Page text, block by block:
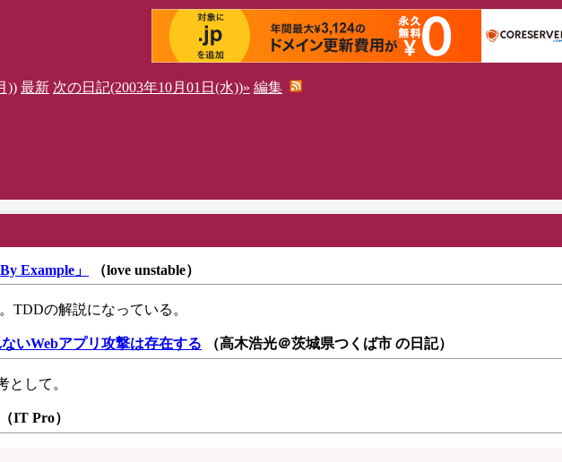
)) 最新 次の日記(2003年10月01日(水))» 編集
Example」 （love unstable）
TDDの解説になっている。
いWebアプリ攻撃は存在する （高木浩光＠茨城県つくば市 の日記）
として。
（IT Pro）